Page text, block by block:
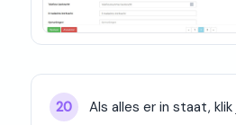
20 Als alles er in staat, klik